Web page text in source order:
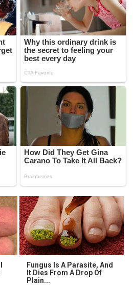
Fungus Is A Parasite, And
It Dies From A Drop Of
Plain...